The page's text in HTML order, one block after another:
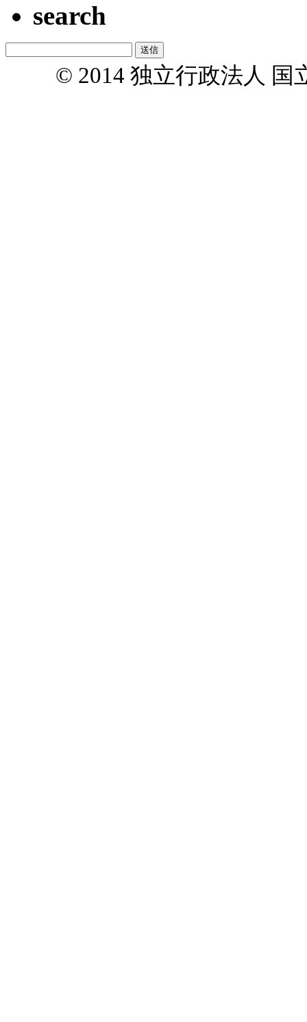
search
© 2014 独立行政法人 国